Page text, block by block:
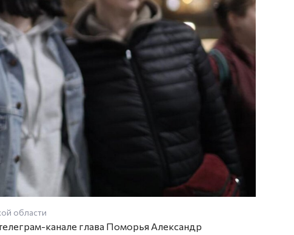
области
канале глава Поморья Александр